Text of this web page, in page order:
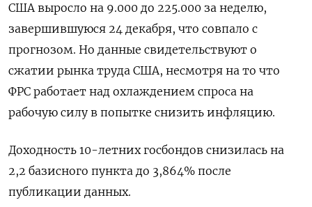
США выросло на 9.000 до 225.000​​​​ за неделю,
завершившуюся 24 декабря, что совпало с
прогнозом. Но данные свидетельствуют о
сжатии рынка труда США, несмотря на то что
ФРС работает над охлаждением спроса на
рабочую силу в попытке снизить инфляцию.
Доходность 10-летних госбондов снизилась на
2,2 базисного пункта до 3,864% после
публикации данных.